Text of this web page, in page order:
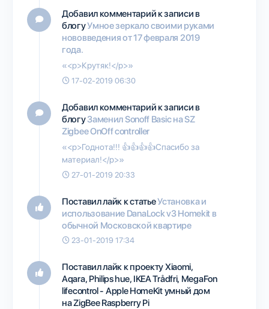
Добавил комментарий к записи в
блогуУмное зеркало своими руками
нововведения от 17 февраля 2019
года.
«<p>Крутяк!</p>»
17-02-2019 06:30
Добавил комментарий к записи в
блогуЗаменил Sonoff Basic на SZ
Zigbee OnOff controller
«<p>Годнота!!! 👍👍👍👍Спасибо за
материал!</p>»
27-01-2019 20:33
Поставил лайк к статьеУстановка и
использование DanaLock v3 Homekit в
обычной Московской квартире
23-01-2019 17:34
Поставил лайк к проектуXiaomi,
Aqara, Philips hue, IKEA Trådfri, MegaFon
lifecontrol - Apple HomeKit умный дом
на ZigBee Raspberry Pi